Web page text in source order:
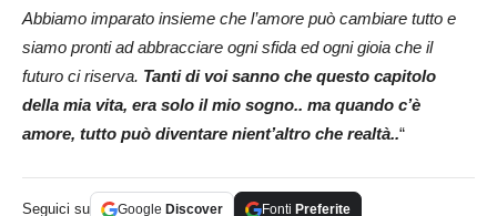
Abbiamo imparato insieme che l’amore può cambiare tutto e
siamo pronti ad abbracciare ogni sfida ed ogni gioia che il
futuro ci riserva. Tanti di voi sanno che questo capitolo
della mia vita, era solo il mio sogno.. ma quando c’è
amore, tutto può diventare nient’altro che realtà..“
Seguici su Google Discover Fonti Preferite